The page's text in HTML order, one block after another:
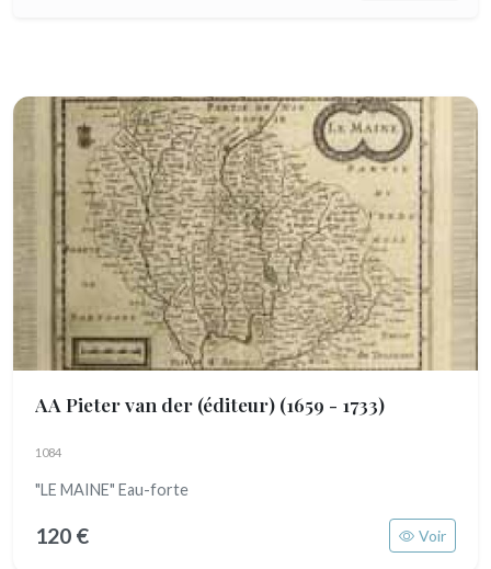
AA Pieter van der (éditeur) (1659 - 1733)
1084
"LE MAINE" Eau-forte
120 € Voir